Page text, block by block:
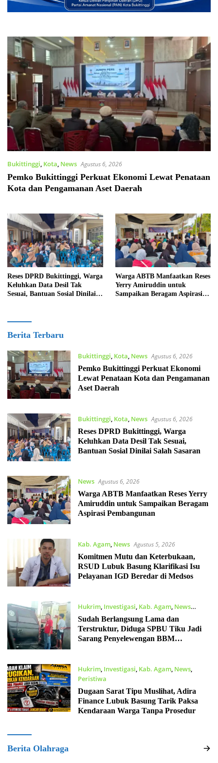
Bukittinggi, Kota, News Agustus 6, 2026
Pemko Bukittinggi Perkuat Ekonomi Lewat Penataan
Kota dan Pengamanan Aset Daerah
Reses DPRD Bukittinggi, Warga
Keluhkan Data Desil Tak
Sesuai, Bantuan Sosial Dinilai
Warga ABTB Manfaatkan Reses
Yerry Amiruddin untuk
Sampaikan Beragam Aspirasi
Lintas
Berita Terbaru
Bukittinggi, Kota, News Agustus 6, 2026
Pemko Bukittinggi Perkuat Ekonomi
Lewat Penataan Kota dan Pengamanan
Aset Daerah
Bukittinggi, Kota, News Agustus 6, 2026
Reses DPRD Bukittinggi, Warga
Keluhkan Data Desil Tak Sesuai,
Bantuan Sosial Dinilai Salah Sasaran
News Agustus 6, 2026
Warga ABTB Manfaatkan Reses Yerry
Amiruddin untuk Sampaikan Beragam
Aspirasi Pembangunan
Kab. Agam, News Agustus 5, 2026
Komitmen Mutu dan Keterbukaan,
RSUD Lubuk Basung Klarifikasi Isu
Pelayanan IGD Beredar di Medsos
Hukrim, Investigasi, Kab. Agam, News
Agustus 5, 2026
Sudah Berlangsung Lama dan
Terstruktur, Diduga SPBU Tiku Jadi
Sarang Penyelewengan BBM
Hukrim, Investigasi Kab. Agam, News,
Peristiwa
Agustus 5, 2026
Dugaan Sarat Tipu Muslihat, Adira
Finance Lubuk Basung Tarik Paksa
Kendaraan Warga Tanpa Prosedur
Berita Olahraga